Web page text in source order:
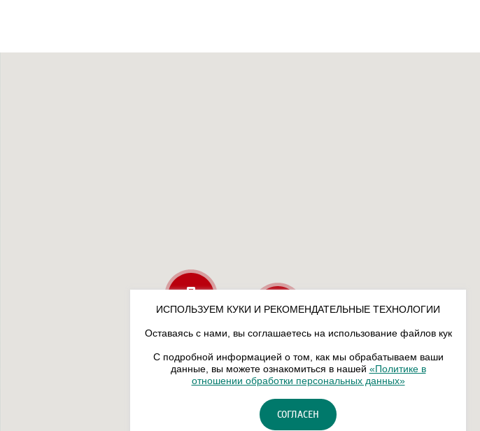
ИСПОЛЬЗУЕМ КУКИ И РЕКОМЕНДАТЕЛЬНЫЕ ТЕХНОЛОГИИ
Оставаясь с нами, вы соглашаетесь на использование файлов кук
С подробной информацией о том, как мы обрабатываем ваши
данные, вы можете ознакомиться в нашей «Политике в
отношении обработки персональных данных»
СОГЛАСЕН